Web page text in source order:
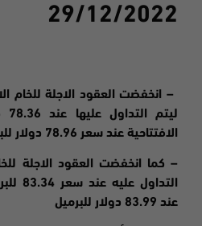
29/12/2022
– انخفضت
الافتتاحية عند سعر 78.96 دولار للبرميل
عند 83.99 دولار للبرميل